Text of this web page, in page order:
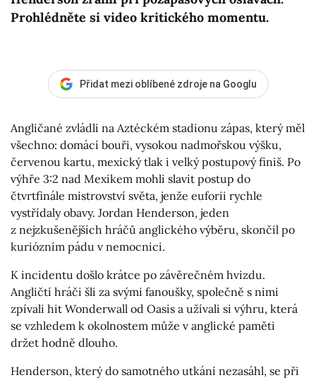
Prohlédněte si video kritického momentu.
Přidat mezi oblíbené zdroje na Googlu
Angličané zvládli na Aztéckém stadionu zápas, který měl
všechno: domácí bouři, vysokou nadmořskou výšku,
červenou kartu, mexický tlak i velký postupový finiš. Po
výhře 3:2 nad Mexikem mohli slavit postup do
čtvrtfinále mistrovství světa, jenže euforii rychle
vystřídaly obavy. Jordan Henderson, jeden
z nejzkušenějších hráčů anglického výběru, skončil po
kuriózním pádu v nemocnici.
K incidentu došlo krátce po závěrečném hvizdu.
Angličtí hráči šli za svými fanoušky, společně s nimi
zpívali hit Wonderwall od Oasis a užívali si výhru, která
se vzhledem k okolnostem může v anglické paměti
držet hodně dlouho.
Henderson, který do samotného utkání nezasáhl, se při